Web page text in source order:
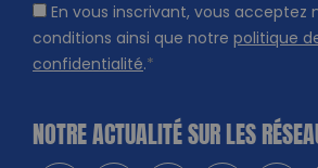
En vous inscrivant, vous acceptez
conditions ainsi que notre politique
confidentialité.*
NOTRE ACTUALITÉ SUR LES